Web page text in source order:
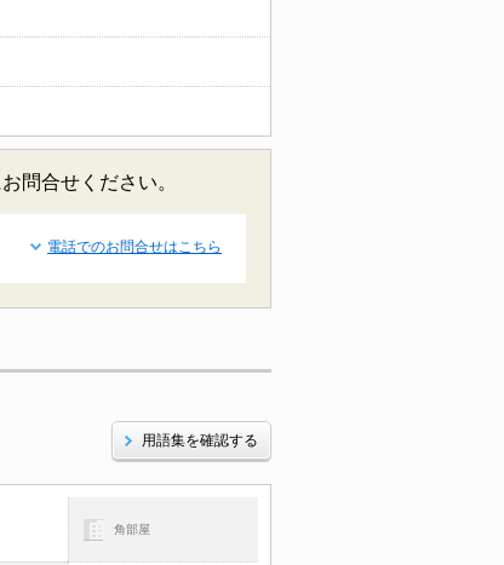
問合せください。
電話でのお問合せはこちら
用語集を確認する
角部屋